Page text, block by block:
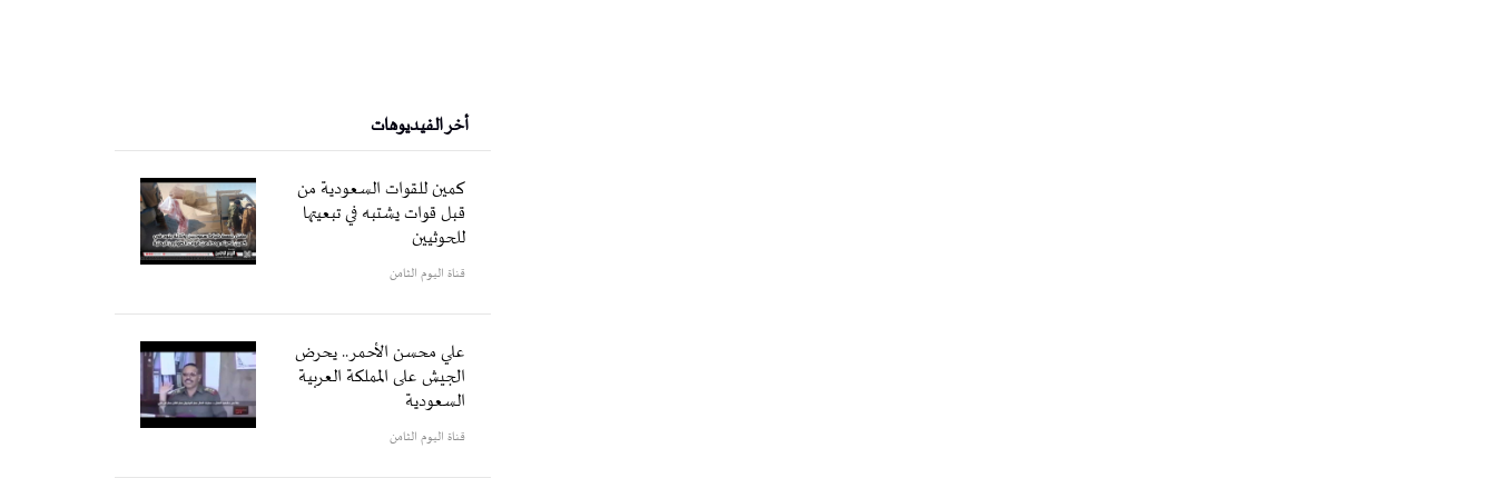
أخر الفيديوهات
كمين للقوات السعودية من
قبل قوات يشتبه في تبعيتها
للحوثيين
قناة اليوم الثامن
علي محسن الأحمر.. يحرض
الجيش على المملكة العربية
السعودية
قناة اليوم الثامن